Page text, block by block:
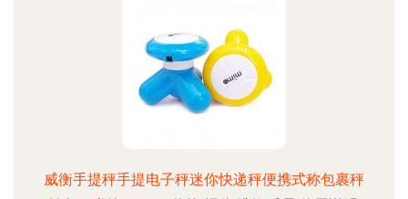
威衡手提秤手提电子秤迷你快递秤便携式称包裹秤